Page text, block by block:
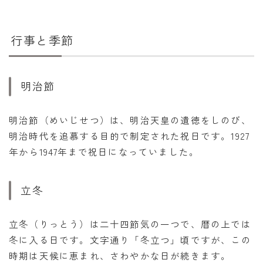
行事と季節
明治節
明治節（めいじせつ）は、明治天皇の遺徳をしのび、
明治時代を追慕する目的で制定された祝日です。1927
年から1947年まで祝日になっていました。
立冬
立冬（りっとう）は二十四節気の一つで、暦の上では
冬に入る日です。文字通り「冬立つ」頃ですが、この
時期は天候に恵まれ、さわやかな日が続きます。